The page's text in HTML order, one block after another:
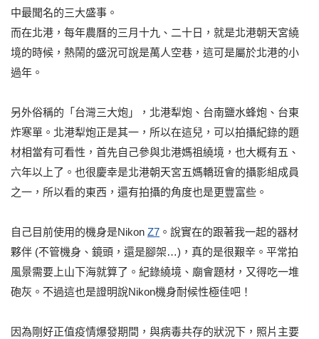
中最聞名的三大盛事。
而在北港，每年農曆的三月十九、二十日，就是北港朝天宮繞
境的時候，熱鬧的盛況可說是萬人空巷，這可是屬於北港的小
過年。
另外俗稱的「台灣三大炮」，北港犁炮、台南鹽水蜂炮、台東
炸寒單。北港犁炮正是其一，所以在這兒，可以拍攝紀錄的題
材相當有可看性，首先自己參與北港媽祖繞境，也大概有五、
六年以上了。也很慶幸是北港朝天宮五媽轎班會的攝影組成員
之一，所以看的東西，還有拍攝的角度也是更豐富些。
自己目前使用的機身是Nikon Z7 。說實在的跟著我一起的器材
夥伴 (不管機身、鏡頭，還是腳架…)，真的是很艱辛。平常拍
風景需要上山下海就算了。紀錄繞境、廟會題材，又得吃一堆
砲灰。不過這也是證明說Nikon機身耐候性極佳吧！
因為剛好正值疫情爆發期間，與病毒共存的狀況下，照片主要